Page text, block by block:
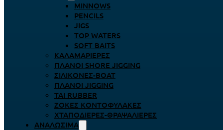
MINNOWS
PENCILS
JIGS
TOP WATERS
SOFT BAITS
ΚΑΛΑΜΑΡΙΈΡΕΣ
ΠΛΆΝΟΙ SHORE JIGGING
ΣΙΛΙΚΌΝΕΣ-BOAT
ΠΛΆΝΟΙ JIGGING
TAI RUBBER
ΖΌΚΕΣ ΚΟΝΤΟΦΎΛΑΚΕΣ
ΧΤΑΠΟΔΙΈΡΕΣ-ΘΡΑΨΑΛΙΈΡΕΣ
ΑΝΑΛΏΣΙΜΑ